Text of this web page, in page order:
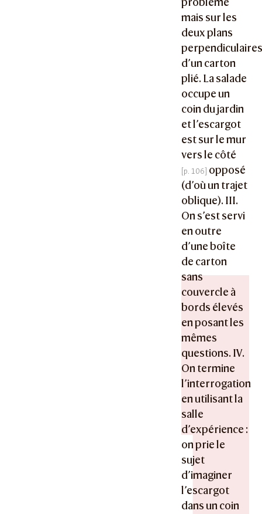
mais sur les
deux plans
d’un carton
plié. La salade
occupe un
coin du jardin
et l’escargot
est sur le mur
vers le côté
opposé
(d’où un trajet
oblique). III.
On s’est servi
en outre
d’une boîte
de carton
sans
couvercle à
bords élevés
en posant les
mêmes
questions. IV.
On termine
l’interrogation
en utilisant la
salle
d’expérience :
on prie le
sujet
d’imaginer
l’escargot
dans un coin